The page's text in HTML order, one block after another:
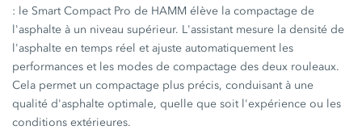
: le Smart Compact Pro de HAMM élève la compactage de
l'asphalte à un niveau supérieur. L'assistant mesure la densité de
l'asphalte en temps réel et ajuste automatiquement les
performances et les modes de compactage des deux rouleaux.
Cela permet un compactage plus précis, conduisant à une
qualité d'asphalte optimale, quelle que soit l'expérience ou les
conditions extérieures.